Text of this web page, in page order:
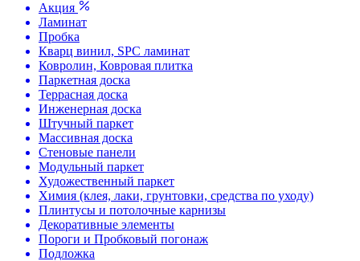
Акция
Ламинат
Пробка
Кварц винил, SPC ламинат
Ковролин, Ковровая плитка
Паркетная доска
Террасная доска
Инженерная доска
Штучный паркет
Массивная доска
Стеновые панели
Модульный паркет
Художественный паркет
Химия (клея, лаки, грунтовки, средства по уходу)
Плинтусы и потолочные карнизы
Декоративные элементы
Пороги и Пробковый погонаж
Подложка